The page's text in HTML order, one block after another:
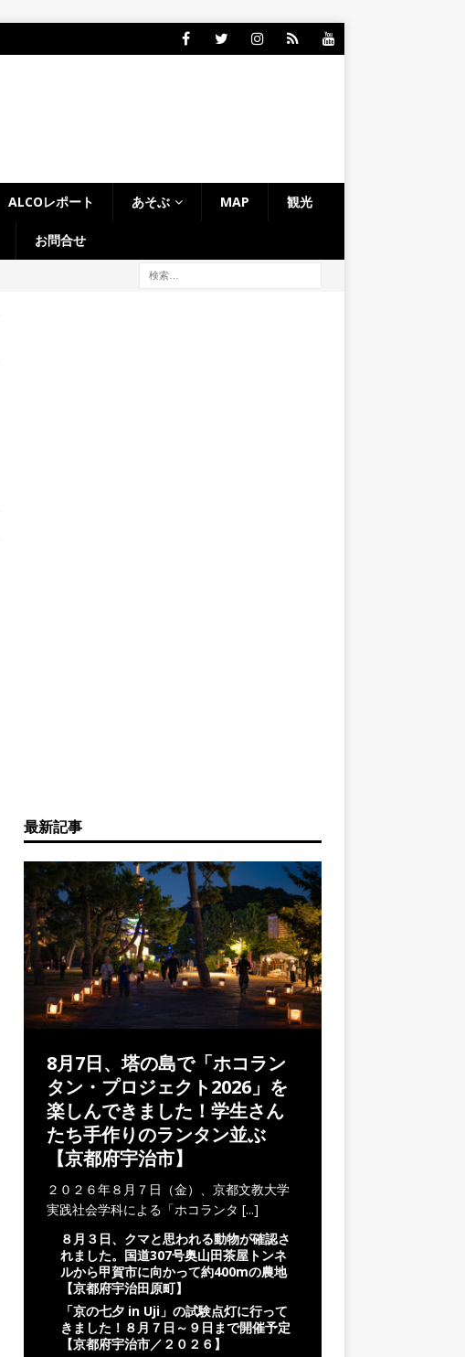
ALCOレポート あそぶ MAP 観光
お問合せ
最新記事
8月7日、塔の島で「ホコラン
タン・プロジェクト2026」を
楽しんできました！学生さん
たち手作りのランタン並ぶ
【京都府宇治市】
２０２６年８月７日（金）、京都文教大学
実践社会学科による「ホコランタ [...]
８月３日、クマと思われる動物が確認さ
れました。国道307号奥山田茶屋トンネ
ルから甲賀市に向かって約400mの農地
【京都府宇治田原町】
「京の七夕 in Uji」の試験点灯に行って
きました！８月７日～９日まで開催予定
【京都府宇治市／２０２６】